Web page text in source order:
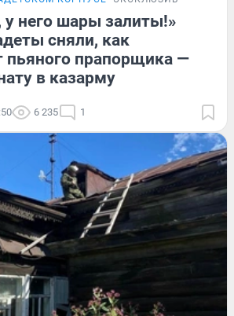
у него шары залиты!»
сняли, как
пьяного прапорщика —
в казарму
6 235 1